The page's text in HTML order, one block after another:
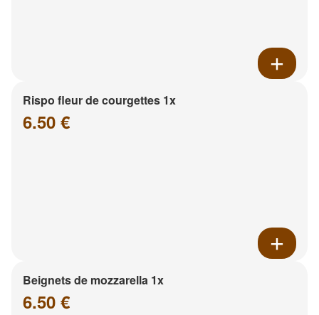
Rispo fleur de courgettes 1x
6.50 €
Beignets de mozzarella 1x
6.50 €